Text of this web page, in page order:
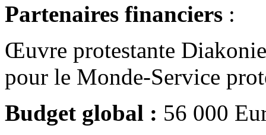
Partenaires financiers :
Œuvre protestante
pour le Monde-Service
Budget global : 56 000